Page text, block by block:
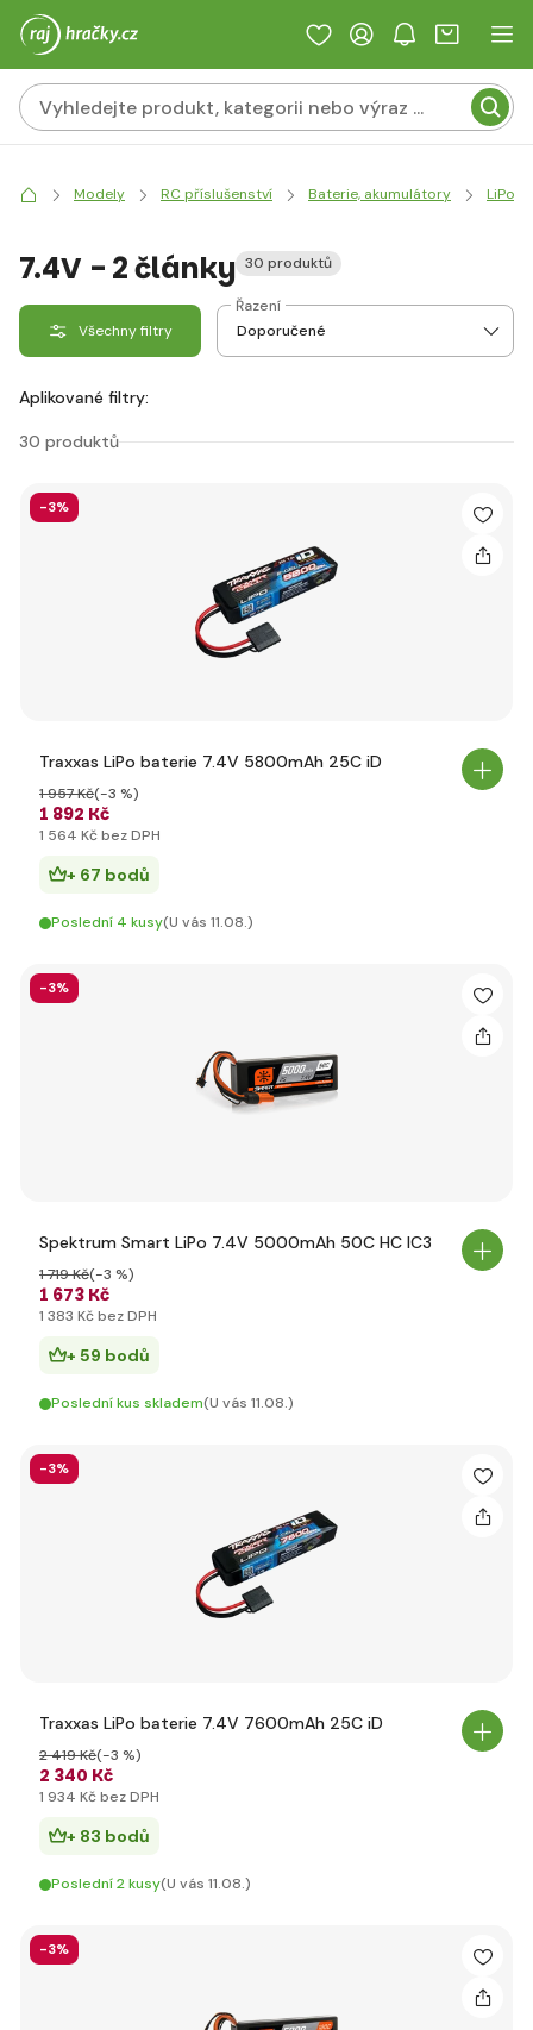
Modely RC příslušenství Baterie, akumulátory LiPol
7.4V - 2 články 30 produktů
Všechny filtry
Řazení
Aplikované filtry:
30 produktů
-3%
Traxxas LiPo baterie 7.4V 5800mAh 25C iD
1 892 Kč
1 957 Kč(-3 %)
1 564 Kč bez DPH
+ 67 bodů
Poslední 4 kusy(U vás 11.08.)
-3%
Spektrum Smart LiPo 7.4V 5000mAh 50C HC IC3
1 673 Kč
1 719 Kč(-3 %)
1 383 Kč bez DPH
+ 59 bodů
Poslední kus skladem(U vás 11.08.)
-3%
Traxxas LiPo baterie 7.4V 7600mAh 25C iD
2 340 Kč
2 419 Kč(-3 %)
1 934 Kč bez DPH
+ 83 bodů
Poslední 2 kusy(U vás 11.08.)
-3%